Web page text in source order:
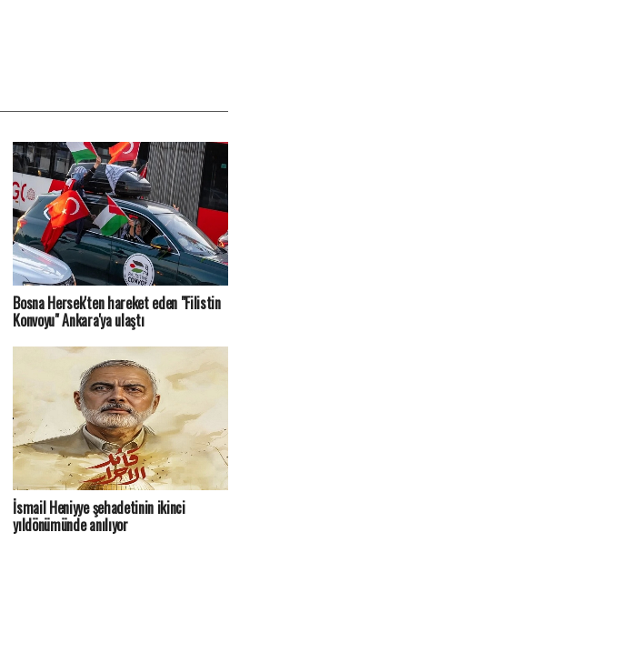
Bosna Hersek'ten hareket eden "Filistin
Konvoyu" Ankara'ya ulaştı
İsmail Heniyye şehadetinin ikinci
yıldönümünde anılıyor